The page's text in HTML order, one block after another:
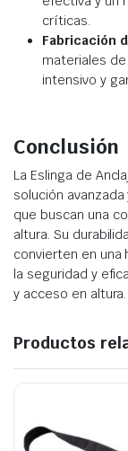
críticas.
Fabricación
materiales
intensivo y
Conclusión
La Eslinga de
solución
que buscan una
altura. Su
convierten en una
la seguridad y
y acceso en altura.
Productos